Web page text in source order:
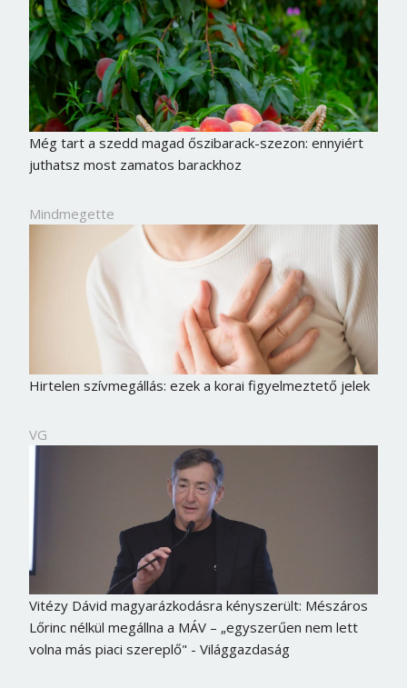
Még tart a szedd magad őszibarack-szezon: ennyiért
juthatsz most zamatos barackhoz
Mindmegette
Hirtelen szívmegállás: ezek a korai figyelmeztető jelek
VG
Vitézy Dávid magyarázkodásra kényszerült: Mészáros
Lőrinc nélkül megállna a MÁV – „egyszerűen nem lett
volna más piaci szereplő" - Világgazdaság